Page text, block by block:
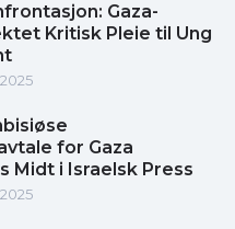
Gaza-
Kritisk Pleie til Ung
for Gaza
Midt i Israelsk Press